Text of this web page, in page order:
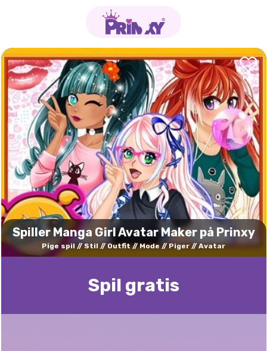
Spiller Manga Girl Avatar Maker på Prinxy
Pige spil Stil Outfit Mode Piger Avatar
Spil gratis